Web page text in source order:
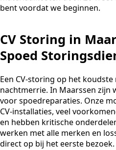
bent voordat we beginnen.
CV Storing in
Spoed
Een CV-storing op het
nachtmerrie. In Maarssen zijn
voor spoedreparaties. Onze
CV-installaties, veel
en hebben kritische
werken met alle merken en
direct op bij het eerste bezoek.